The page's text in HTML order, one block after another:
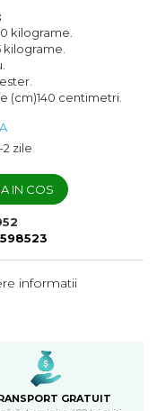
kilograme.
(cm)140 centimetri.
2 zile
IN COS
informatii
GRATUIT